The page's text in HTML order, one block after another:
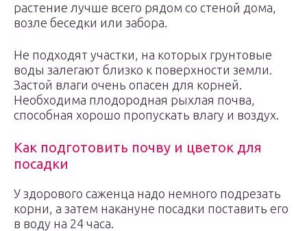
растение лучше всего рядом со стеной дома,
возле беседки или забора.
Не подходят участки, на которых грунтовые
воды залегают близко к поверхности земли.
Застой влаги очень опасен для корней.
Необходима плодородная рыхлая почва,
способная хорошо пропускать влагу и воздух.
Как подготовить почву и цветок для
посадки
У здорового саженца надо немного подрезать
корни, а затем накануне посадки поставить его
в воду на 24 часа.